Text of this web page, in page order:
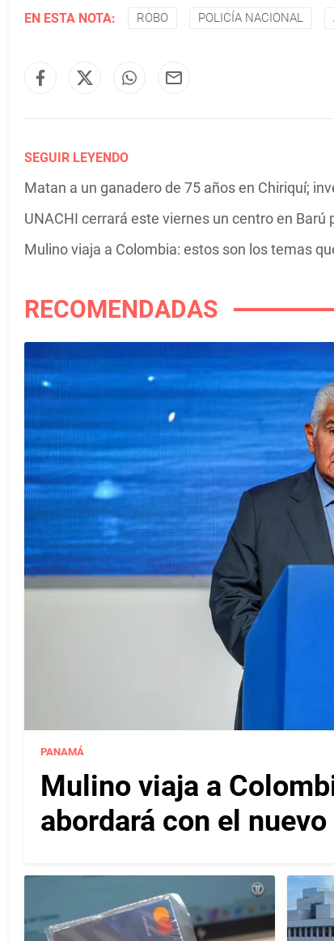
EN ESTA NOTA: ROBO POLICÍA NACIONAL
SEGUIR LEYENDO
Matan a un ganadero de 75 años en Chiriquí;
UNACHI cerrará este viernes un centro en
Mulino viaja a Colombia: estos son los temas
RECOMENDADAS
PANAMÁ
Mulino viaja a
abordará con el